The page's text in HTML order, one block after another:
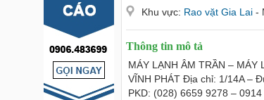
Khu vực: Rao vặt Gia Lai -
Thông tin mô tả
MÁY LẠNH ÂM TRẦN – MÁY
VĨNH PHÁT Địa chỉ: 1/14A –
PKD: (028) 6659 9278 –